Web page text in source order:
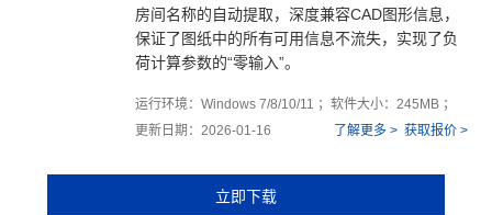
房间名称的自动提取，深度兼容CAD图形信息，
保证了图纸中的所有可用信息不流失，实现了负
荷计算参数的“零输入”。
运行环境：Windows 7/8/10/11 ；软件大小：245MB ；
更新日期：2026-01-16
获取报价 >
了解更多 >
立即下载